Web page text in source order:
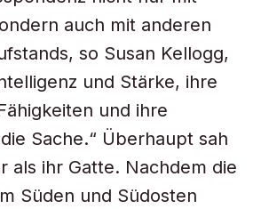
auch mit anderen
so Susan Kellogg,
und Stärke, ihre
und ihre
Sache.“ Überhaupt sah
als ihr Gatte. Nachdem die
Süden und Südosten